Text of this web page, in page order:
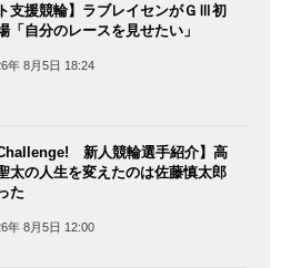
支援競輪】ラブレイセンがＧⅢ初
「自分のレースを見せたい」
年 8月5日 18:24
Challenge! 新人競輪選手紹介】高
太の人生を変えたのは佐藤慎太郎
た
年 8月5日 12:00